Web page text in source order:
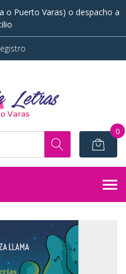
o Puerto Varas) o despacho a
0